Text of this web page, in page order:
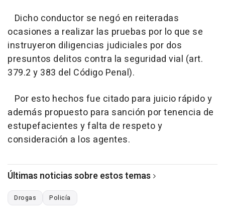
Dicho conductor se negó en reiteradas
ocasiones a realizar las pruebas por lo que se
instruyeron diligencias judiciales por dos
presuntos delitos contra la seguridad vial (art.
379.2 y 383 del Código Penal).
Por esto hechos fue citado para juicio rápido y
además propuesto para sanción por tenencia de
estupefacientes y falta de respeto y
consideración a los agentes.
Últimas noticias sobre estos temas
Drogas Policía